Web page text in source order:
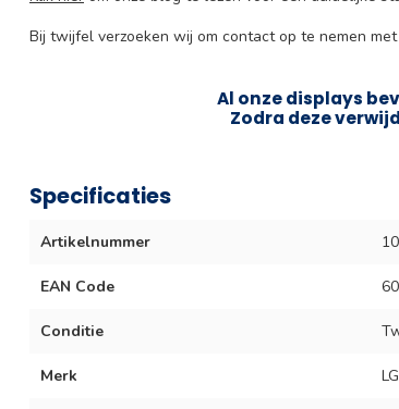
Bij twijfel verzoeken wij om contact op te nemen
Al onze displays
Zodra deze
Specificaties
Artikelnummer
EAN Code
Conditie
Merk